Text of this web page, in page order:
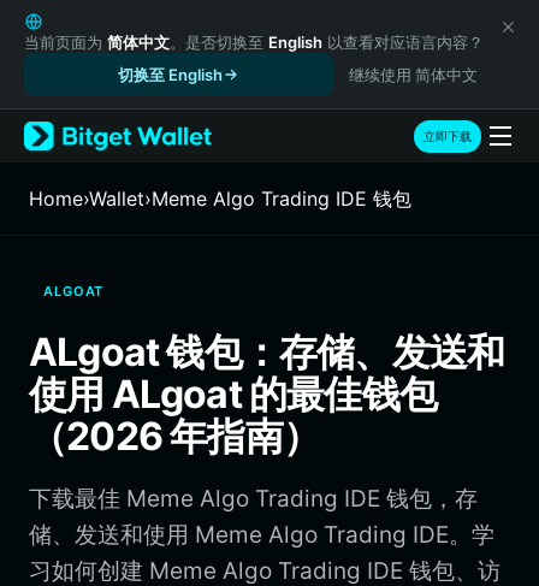
English
日本語
Русский
Español (Latinoamérica)
Türkçe
Italiano
繁體中文
Português (Portugal)
Bahasa Indonesia
ภาษาไทย
Português (Brasil)
Español (Argentina)
当前页面为 简体中文。是否切换至 English 以查看对应语言内容？
切换至 English
继续使用 简体中文
立即下载
Home›Wallet›Meme Algo Trading IDE 钱包
ALGOAT
ALgoat 钱包：存储、发送和
使用 ALgoat 的最佳钱包
（2026 年指南）
下载最佳 Meme Algo Trading IDE 钱包，存
储、发送和使用 Meme Algo Trading IDE。学
习如何创建 Meme Algo Trading IDE 钱包、访